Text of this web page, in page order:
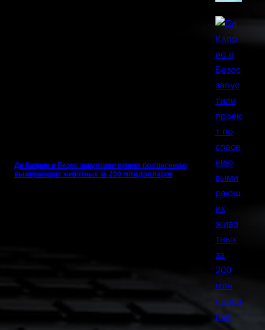
Ди Каприо и Безос запустили проект по спасению
вымирающих животных за 200 млн долларов